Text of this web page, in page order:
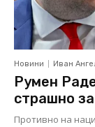
Новини Иван
Румен
страшно
Противно на